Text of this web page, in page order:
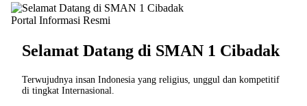
Portal Informasi Resmi
Selamat Datang di SMAN 1 Cibadak
Terwujudnya insan Indonesia yang religius, unggul dan kompetitif
di tingkat Internasional.